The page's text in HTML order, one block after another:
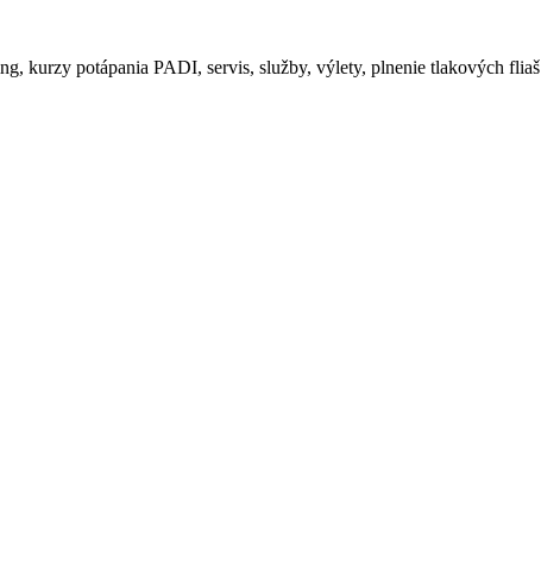
kurzy potápania PADI, servis, služby, výlety, plnenie tlakových fliaš